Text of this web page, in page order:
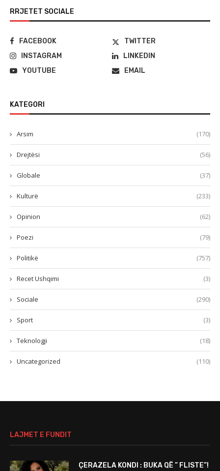
RRJETET SOCIALE
FACEBOOK
TWITTER
INSTAGRAM
LINKEDIN
YOUTUBE
EMAIL
KATEGORI
Arsim (170)
Drejtësi (56)
Globale (37)
Kulturë (233)
Opinion (62)
Poezi (79)
Politikë (757)
Recet Ushqimi (3)
Sociale (290)
Sport (3)
Teknologji (18)
Uncategorized (110)
LAJMET E FUNDIT
ÇERAZELA KONDI : BUKA QË ” FLISTE”!